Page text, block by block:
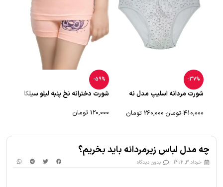
چه مدل لباس زیرمردانه باید بخریم؟
خرداد 3, 1402 بدون دیدگاه
-37%
شورت مردانه اسلیپ مدل نه
410,000 تومان 260,000 تومان
-59%
شورت دخترانه نخ پنبه لیلو سیلکا
120,000 تومان